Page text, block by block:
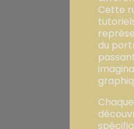
Cette
du